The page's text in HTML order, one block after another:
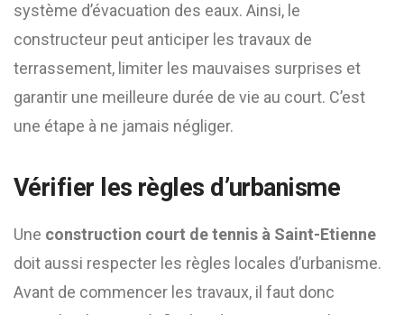
système d’évacuation des eaux. Ainsi, le
constructeur peut anticiper les travaux de
terrassement, limiter les mauvaises surprises et
garantir une meilleure durée de vie au court. C’est
une étape à ne jamais négliger.
Vérifier les règles d’urbanisme
Une construction court de tennis à Saint-Etienne
doit aussi respecter les règles locales d’urbanisme.
Avant de commencer les travaux, il faut donc